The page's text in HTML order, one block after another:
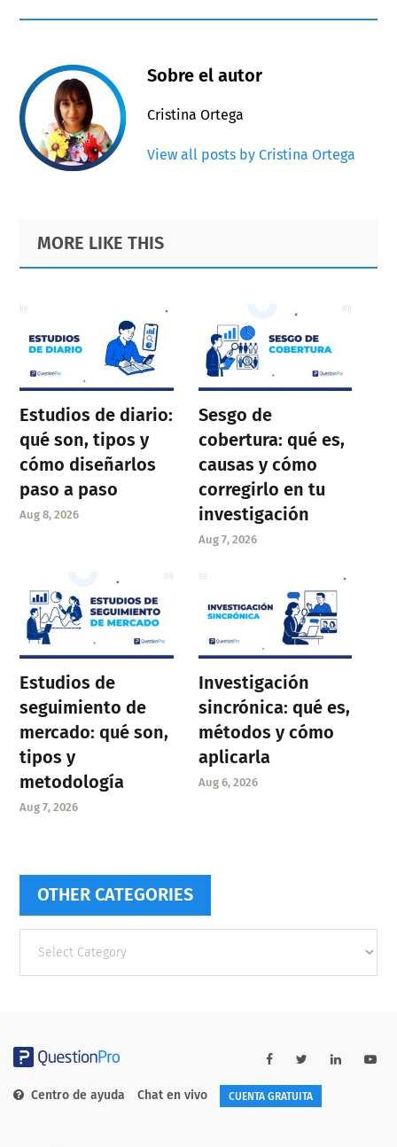
Sobre el autor
Cristina Ortega
View all posts by Cristina Ortega
Primary
Sidebar
Footer
MORE LIKE THIS
Estudios de diario:
qué son, tipos y
cómo diseñarlos
paso a paso
Aug 8, 2026
Sesgo de
cobertura: qué es,
causas y cómo
corregirlo en tu
investigación
Aug 7, 2026
Estudios de
seguimiento de
mercado: qué son,
tipos y
metodología
Aug 7, 2026
Investigación
sincrónica: qué es,
métodos y cómo
aplicarla
Aug 6, 2026
OTHER CATEGORIES
categories
Centro de ayuda Chat en vivo CUENTA GRATUITA